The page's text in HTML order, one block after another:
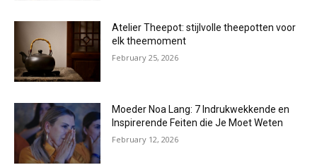
Atelier Theepot: stijlvolle theepotten voor
elk theemoment
February 25, 2026
Moeder Noa Lang: 7 Indrukwekkende en
Inspirerende Feiten die Je Moet Weten
February 12, 2026